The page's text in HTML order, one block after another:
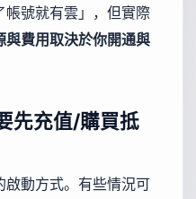
帳號就有雲」，但實際
與費用取決於你開通與
先充值/購買抵
啟動方式。有些情況可